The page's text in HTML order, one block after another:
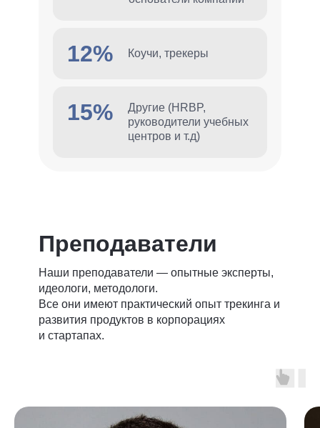
12%
15%
Коучи, трекеры
Другие (HRBP,
руководители учебных
центров и т.д)
Преподаватели
Наши преподаватели — опытные эксперты,
идеологи, методологи.
Все они имеют практический опыт трекинга и
развития продуктов в корпорациях
и стартапах.